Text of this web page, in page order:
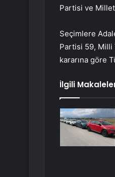
Partisi ve
Seçimlere
Partisi 59, Milli
kararına göre
İlgili